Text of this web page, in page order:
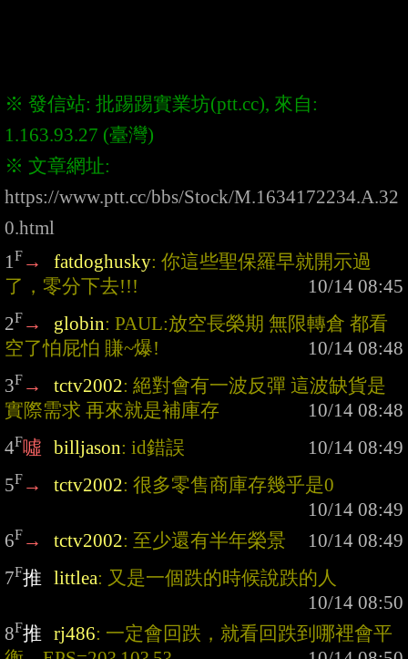
※ 發信站: 批踢踢實業坊(ptt.cc), 來自:
https://www.ptt.cc/bbs/Stock/M.1634172234.A.32
0.html
1F → fatdoghusky: 你這些聖保羅早就開示過
了，零分下去!!!
2F → globin: PAUL:放空長榮期 無限轉倉 都看
空了怕屁怕 賺~爆!
3F → tctv2002: 絕對會有一波反彈 這波缺貨是
實際需求 再來就是補庫存
4F噓 billjason: id錯誤
5F → tctv2002: 很多零售商庫存幾乎是0
6F → tctv2002: 至少還有半年榮景
7F推 littlea: 又是一個跌的時候說跌的人
8F推 rj486: 一定會回跌，就看回跌到哪裡會平